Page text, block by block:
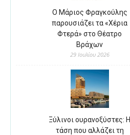
Ο Μάριος Φραγκούλης
παρουσιάζει τα «Χέρια
Φτερά» στο Θέατρο
Βράχων
29 Ιουλίου 2026
Ξύλινοι ουρανοξύστες: Η
τάση που αλλάζει τη